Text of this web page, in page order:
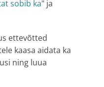
sobib ka" ja
ettevõtted
kaasa aidata ka
ning luua